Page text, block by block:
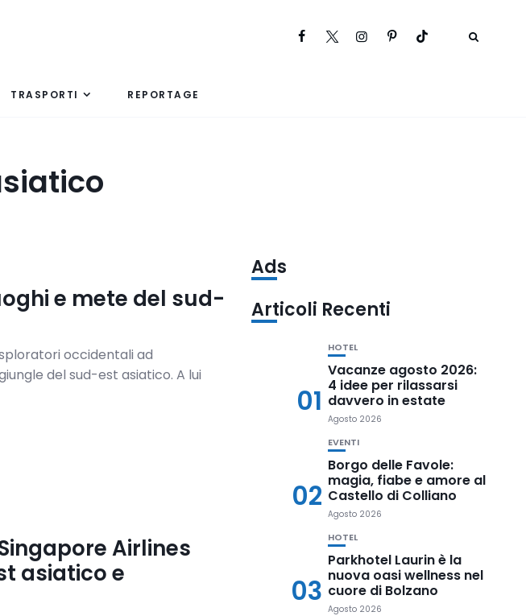
TRASPORTI REPORTAGE
e mete del sud-
occidentali ad
del sud-est asiatico. A lui
Airlines
asiatico e
Ads
Articoli Recenti
01
HOTEL
Vacanze agosto 2026:
4 idee per rilassarsi
davvero in estate
Agosto 2026
02
EVENTI
Borgo delle Favole:
magia, fiabe e amore al
Castello di Colliano
Agosto 2026
03
HOTEL
Parkhotel Laurin è la
nuova oasi wellness nel
cuore di Bolzano
Agosto 2026